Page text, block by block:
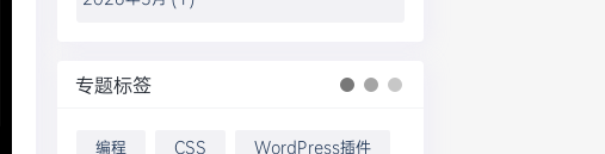
专题标签
编程 CSS WordPress插件